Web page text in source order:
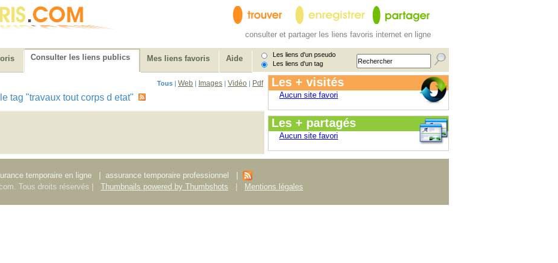
consulter et partager les liens favoris internet en ligne
Consulter les liens publics Mes liens favoris Aide
Les liens d'un pseudo
Les liens d'un tag
Tous | Web | Images | Vidéo | Pdf
tag "travaux tout corps d etat"
Les + visités
Aucun site favori
Les + partagés
Aucun site favori
temporaire en ligne assurance temporaire professionnel
Tous droits réservés |
Thumbnails powered by Thumbshots Mentions légales